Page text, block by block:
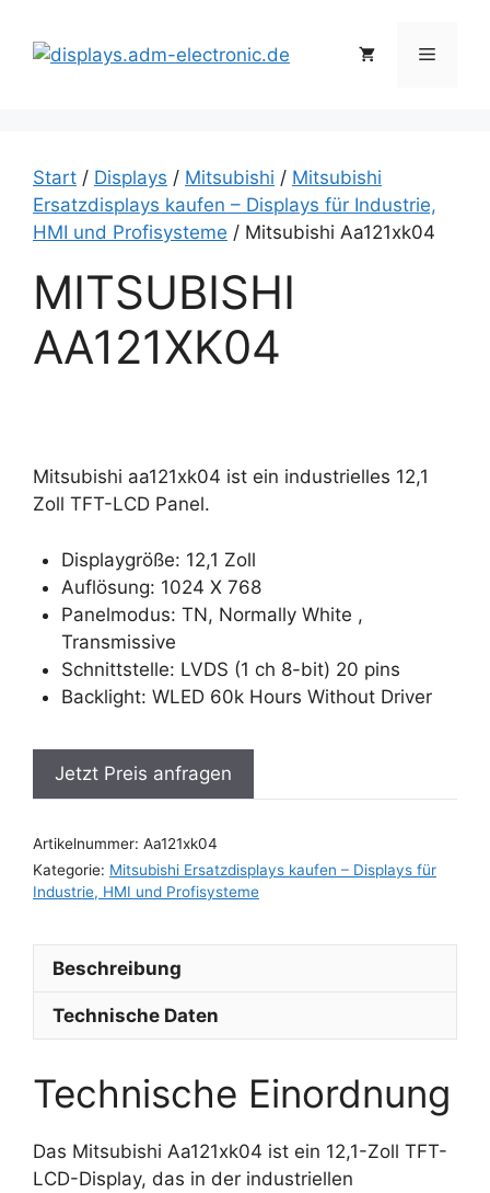
Inhalt
springen
Menü
Start / Displays / Mitsubishi / Mitsubishi
Ersatzdisplays kaufen – Displays für Industrie,
HMI und Profisysteme / Mitsubishi Aa121xk04
MITSUBISHI
AA121XK04
Mitsubishi aa121xk04 ist ein industrielles 12,1
Zoll TFT-LCD Panel.
Displaygröße: 12,1 Zoll
Auflösung: 1024 X 768
Panelmodus: TN, Normally White ,
Transmissive
Schnittstelle: LVDS (1 ch 8-bit) 20 pins
Backlight: WLED 60k Hours Without Driver
Jetzt Preis anfragen
Artikelnummer: Aa121xk04
Kategorie: Mitsubishi Ersatzdisplays kaufen – Displays für
Industrie, HMI und Profisysteme
Beschreibung
Technische Daten
Technische Einordnung
Das Mitsubishi Aa121xk04 ist ein 12,1-Zoll TFT-
LCD-Display, das in der industriellen